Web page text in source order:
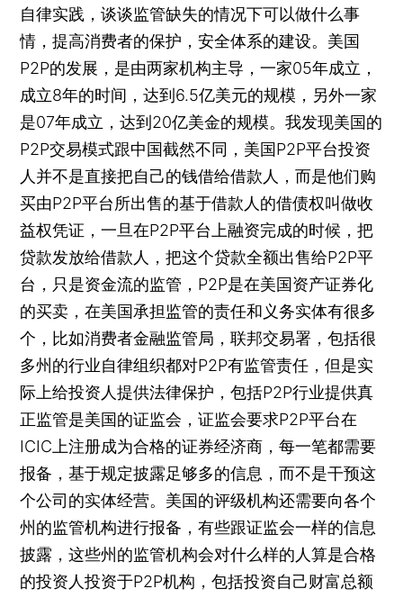
自律实践，谈谈监管缺失的情况下可以做什么事
情，提高消费者的保护，安全体系的建设。美国
P2P的发展，是由两家机构主导，一家05年成立，
成立8年的时间，达到6.5亿美元的规模，另外一家
是07年成立，达到20亿美金的规模。我发现美国的
P2P交易模式跟中国截然不同，美国P2P平台投资
人并不是直接把自己的钱借给借款人，而是他们购
买由P2P平台所出售的基于借款人的借债权叫做收
益权凭证，一旦在P2P平台上融资完成的时候，把
贷款发放给借款人，把这个贷款全额出售给P2P平
台，只是资金流的监管，P2P是在美国资产证券化
的买卖，在美国承担监管的责任和义务实体有很多
个，比如消费者金融监管局，联邦交易署，包括很
多州的行业自律组织都对P2P有监管责任，但是实
际上给投资人提供法律保护，包括P2P行业提供真
正监管是美国的证监会，证监会要求P2P平台在
ICIC上注册成为合格的证券经济商，每一笔都需要
报备，基于规定披露足够多的信息，而不是干预这
个公司的实体经营。美国的评级机构还需要向各个
州的监管机构进行报备，有些跟证监会一样的信息
披露，这些州的监管机构会对什么样的人算是合格
的投资人投资于P2P机构，包括投资自己财富总额